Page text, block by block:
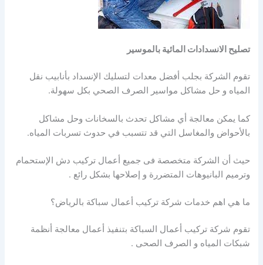
تصليح الانسدادات المائية بالموسير
تقوم الشركة بجلب أفضل معدات لتسليك الإنسداد بأنابيب نقل
المياه و حل مشاكل مواسير الصرف الصحي بكل سهولة.
كما يمكن معالجة أي مشاكل تحدث بالسخانات وحل مشاكل
بالأحواض والمغاسل التي قد تتسبب في حدوث تسربات المياه.
حيث أن الشركة متخصصة فى جميع أعمال تركيب دش الإستحمام
وترميم البانيوهات المتضررة و إصلاحها بشكل رائع .
ما هي اهم خدمات شركة تركيب أعمال سباكة بالرياض؟
تقوم شركة تركيب أعمال السباكة بتنفيذ أعمال معالجة أنظمة
شبكات المياه و الصرف الصحى .